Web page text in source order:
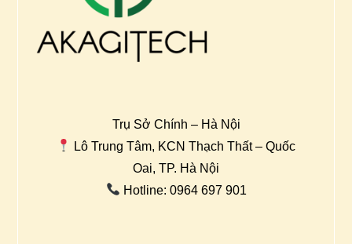
Trụ Sở Chính – Hà Nội
Lô Trung Tâm, KCN Thạch Thất – Quốc
Oai, TP. Hà Nội
Hotline: 0964 697 901